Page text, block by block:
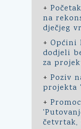
+
na
dječjeg
+ Općini
dodjeli
za
+ Poziv
projekta
+
četvrtak,